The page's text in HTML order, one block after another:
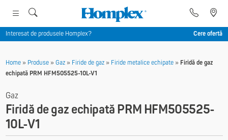
Interesat de produsele Homplex? Cere ofertă
Home» Produse» Gaz» Firide de gaz» Firide metalice echipate» Firidă de gaz
echipată PRM HFM505525-10L-V1
Gaz
Firidă de gaz echipată PRM HFM505525-
10L-V1